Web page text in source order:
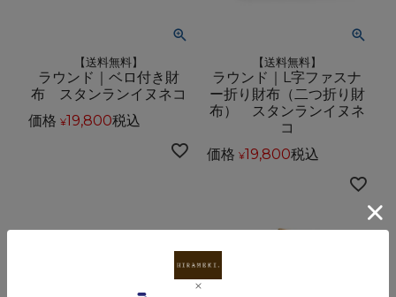
【送料無料】
ラウンド｜ベロ付き財
布 スタンランイヌネコ
価格 ¥19,800税込
【送料無料】
ラウンド｜L字ファスナ
ー折り財布（二つ折り財
布） スタンランイヌネ
コ
価格 ¥19,800税込